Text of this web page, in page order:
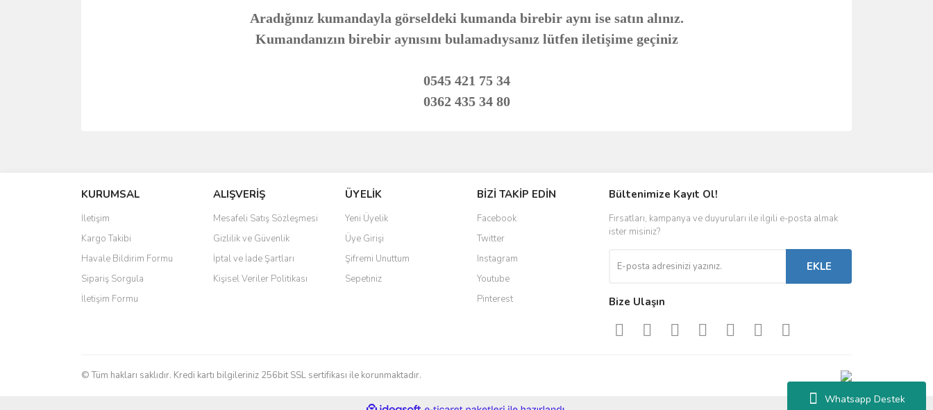
Whatsapp Destek
Aradığınız kumandayla görseldeki kumanda birebir aynı ise satın alınız.
Kumandanızın birebir aynısını bulamadıysanız lütfen iletişime geçiniz
0545 421 75 34
0362 435 34 80
Ürün resmi kalitesiz, bozuk veya görüntülenemiyor.
Ürün açıklamasında eksik bilgiler bulunuyor.
Ürün bilgilerinde hatalar bulunuyor.
Ürün fiyatı diğer sitelerden daha pahalı.
Bu ürüne benzer farklı alternatifler olmalı.
KURUMSAL
İletişim
Kargo Takibi
Havale Bildirim Formu
Sipariş Sorgula
İletişim Formu
ALIŞVERİŞ
Mesafeli Satış Sözleşmesi
Gizlilik ve Güvenlik
İptal ve İade Şartları
Kişisel Veriler Politikası
ÜYELİK
Yeni Üyelik
Üye Girişi
Şifremi Unuttum
Sepetiniz
BİZİ TAKİP EDİN
Facebook
Twitter
Instagram
Youtube
Pinterest
Bültenimize Kayıt Ol!
Fırsatları, kampanya ve duyuruları ile ilgili e-posta almak
ister misiniz?
EKLE
Bize Ulaşın
© Tüm hakları saklıdır. Kredi kartı bilgileriniz 256bit SSL sertifikası ile korunmaktadır.